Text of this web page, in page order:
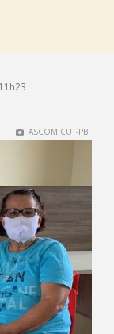
ASCOM CUT-PB